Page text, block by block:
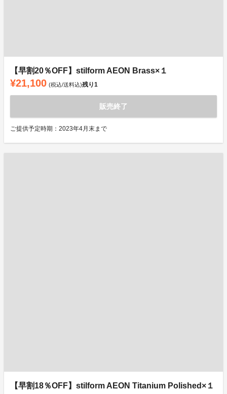
【早割20％OFF】stilform AEON Brass×１
¥21,100 (税込/送料込)残り1
販売終了
ご提供予定時期：2023年4月末まで
【早割18％OFF】stilform AEON Titanium Polished×１